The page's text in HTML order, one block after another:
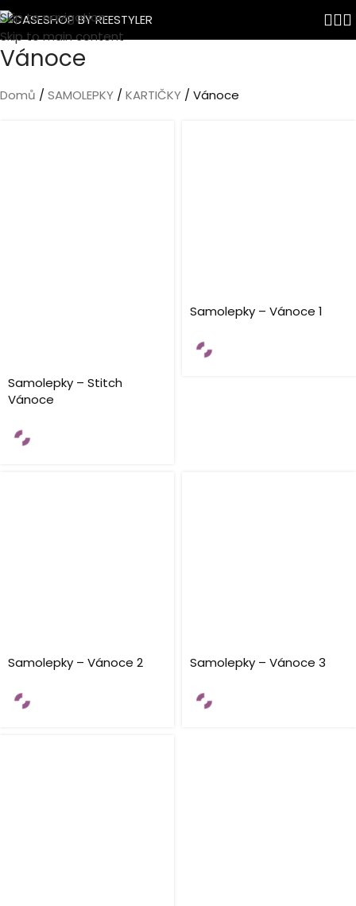
Skip to navigation
Skip to main content
Vánoce
Domů SAMOLEPKY KARTIČKY Vánoce
Samolepky – Stitch
Vánoce
Samolepky – Vánoce 1
Samolepky – Vánoce 2 Samolepky – Vánoce 3